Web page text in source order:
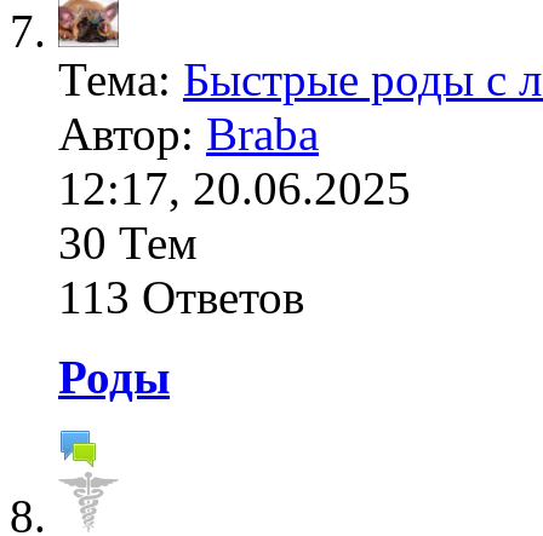
Тема: Быстрые роды с
Автор: Braba
12:17, 20.06.2025
30 Тем
113 Ответов
Роды